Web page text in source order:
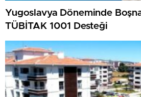
Yugoslavya Döneminde
TÜBİTAK 1001 Desteği